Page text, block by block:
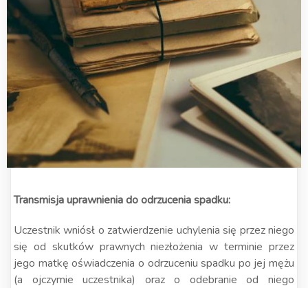
Transmisja uprawnienia do odrzucenia spadku:
Uczestnik wniósł o zatwierdzenie uchylenia się przez niego
się od skutków prawnych niezłożenia w terminie przez
jego matkę oświadczenia o odrzuceniu spadku po jej mężu
(a ojczymie uczestnika) oraz o odebranie od niego